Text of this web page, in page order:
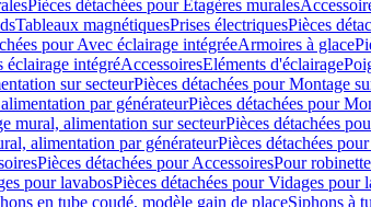
Pièces détachées pour Etagères murales
Tableaux magnétiquesPrises électriquesPièces
pour Avec éclairage intégréeArmoires à glace
éclairage intégréAccessoiresEléments d'éclairage
sur secteurPièces détachées pour Montage
par générateurPièces détachées pour
mural, alimentation sur secteurPièces détachées
alimentation par générateurPièces détachées
Pièces détachées pour AccessoiresPour
pour lavabosPièces détachées pour Vidages pour
en tube coudé, modèle gain de placeSiphons à